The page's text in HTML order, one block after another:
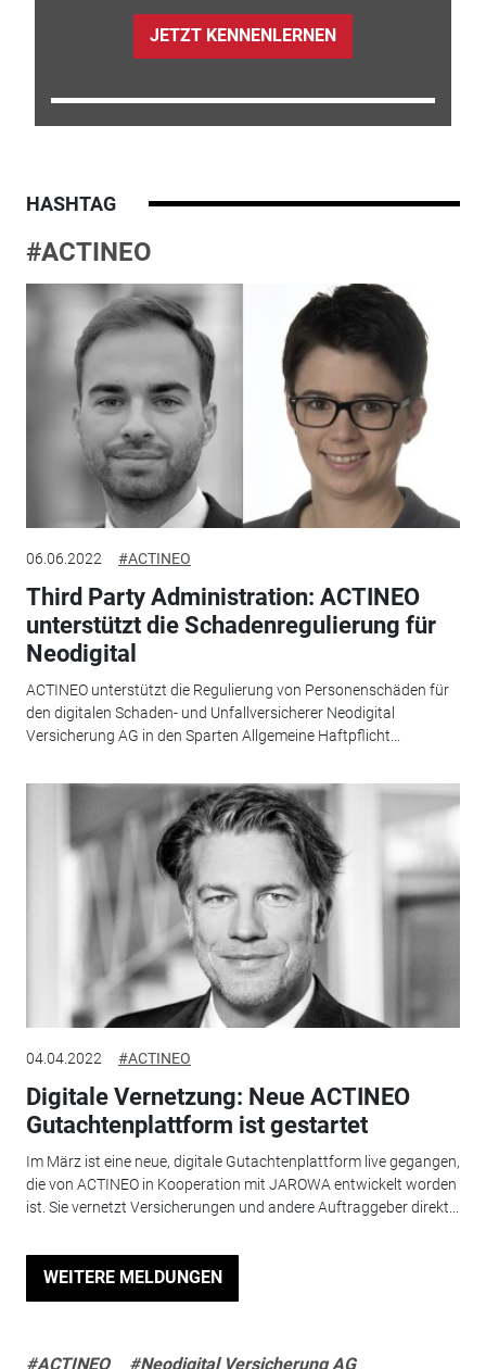
JETZT KENNENLERNEN
HASHTAG
#ACTINEO
06.06.2022 #ACTINEO
Third Party Administration: ACTINEO
unterstützt die Schadenregulierung für
Neodigital
ACTINEO unterstützt die Regulierung von Personenschäden für
den digitalen Schaden- und Unfallversicherer Neodigital
Versicherung AG in den Sparten Allgemeine Haftpflicht...
04.04.2022 #ACTINEO
Digitale Vernetzung: Neue ACTINEO
Gutachtenplattform ist gestartet
Im März ist eine neue, digitale Gutachtenplattform live gegangen,
die von ACTINEO in Kooperation mit JAROWA entwickelt worden
ist. Sie vernetzt Versicherungen und andere Auftraggeber direkt...
WEITERE MELDUNGEN
#ACTINEO #Neodigital Versicherung AG